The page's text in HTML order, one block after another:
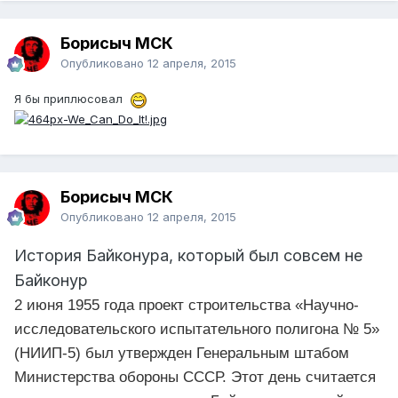
Борисыч МСК
Опубликовано 12 апреля, 2015
Я бы приплюсовал
Борисыч МСК
Опубликовано 12 апреля, 2015
История Байконура, который был совсем не
Байконур
2 июня 1955 года проект строительства «Научно-
исследовательского испытательного полигона № 5»
(НИИП-5) был утвержден Генеральным штабом
Министерства обороны СССР. Этот день считается